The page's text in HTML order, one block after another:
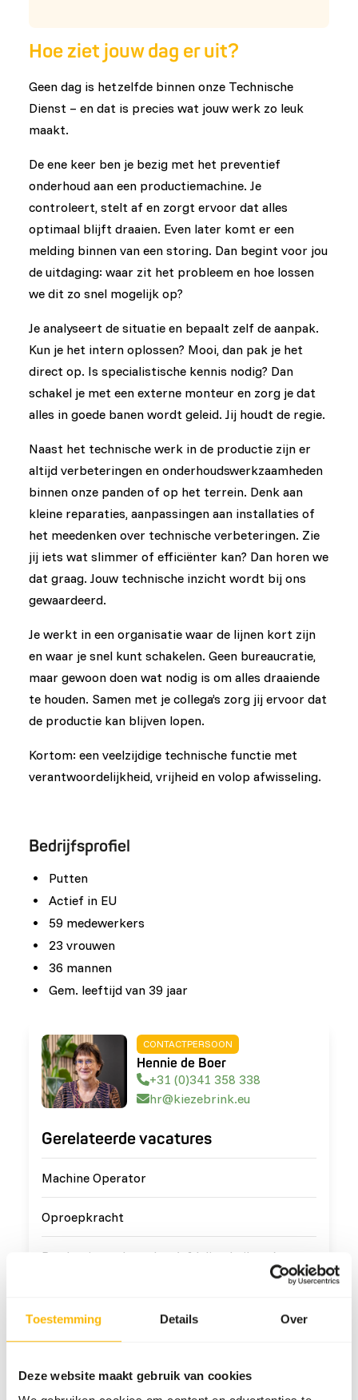
Toestemming Details Over
Deze website maakt gebruik van cookies
CONTACTPERSOON
Hennie de Boer
+31 (0)341 358 338
hr@kiezebrink.eu
Gerelateerde vacatures
Machine Operator
Oproepkracht
Productie medewerker (afdeling kuikens)
Hoe ziet jouw dag er uit?
Geen dag is hetzelfde binnen onze Technische
Dienst – en dat is precies wat jouw werk zo leuk
maakt.
De ene keer ben je bezig met het preventief
onderhoud aan een productiemachine. Je
controleert, stelt af en zorgt ervoor dat alles
optimaal blijft draaien. Even later komt er een
melding binnen van een storing. Dan begint voor jou
de uitdaging: waar zit het probleem en hoe lossen
we dit zo snel mogelijk op?
Je analyseert de situatie en bepaalt zelf de aanpak.
Kun je het intern oplossen? Mooi, dan pak je het
direct op. Is specialistische kennis nodig? Dan
schakel je met een externe monteur en zorg je dat
alles in goede banen wordt geleid. Jij houdt de regie.
Naast het technische werk in de productie zijn er
altijd verbeteringen en onderhoudswerkzaamheden
binnen onze panden of op het terrein. Denk aan
kleine reparaties, aanpassingen aan installaties of
het meedenken over technische verbeteringen. Zie
jij iets wat slimmer of efficiënter kan? Dan horen we
dat graag. Jouw technische inzicht wordt bij ons
gewaardeerd.
Je werkt in een organisatie waar de lijnen kort zijn
en waar je snel kunt schakelen. Geen bureaucratie,
maar gewoon doen wat nodig is om alles draaiende
te houden. Samen met je collega’s zorg jij ervoor dat
de productie kan blijven lopen.
Kortom: een veelzijdige technische functie met
verantwoordelijkheid, vrijheid en volop afwisseling.
Bedrijfsprofiel
Putten
Actief in EU
59 medewerkers
23 vrouwen
36 mannen
Gem. leeftijd van 39 jaar